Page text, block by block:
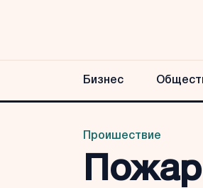
Бизнес
Проишествие